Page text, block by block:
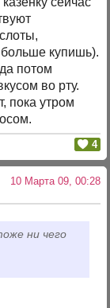
купишь).
потом
во рту.
пока утром
4
10 Марта 09, 00:28
ни чего